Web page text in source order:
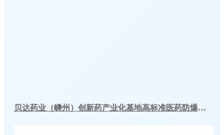
贝达药业（嵊州）创新药产业化基地高标准医药防爆冷库建造工程案例